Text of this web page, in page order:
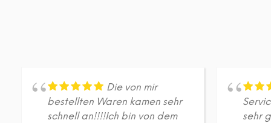
Die von mir
bestellten Waren kamen sehr
schnell an!!!!Ich bin von dem
sehr